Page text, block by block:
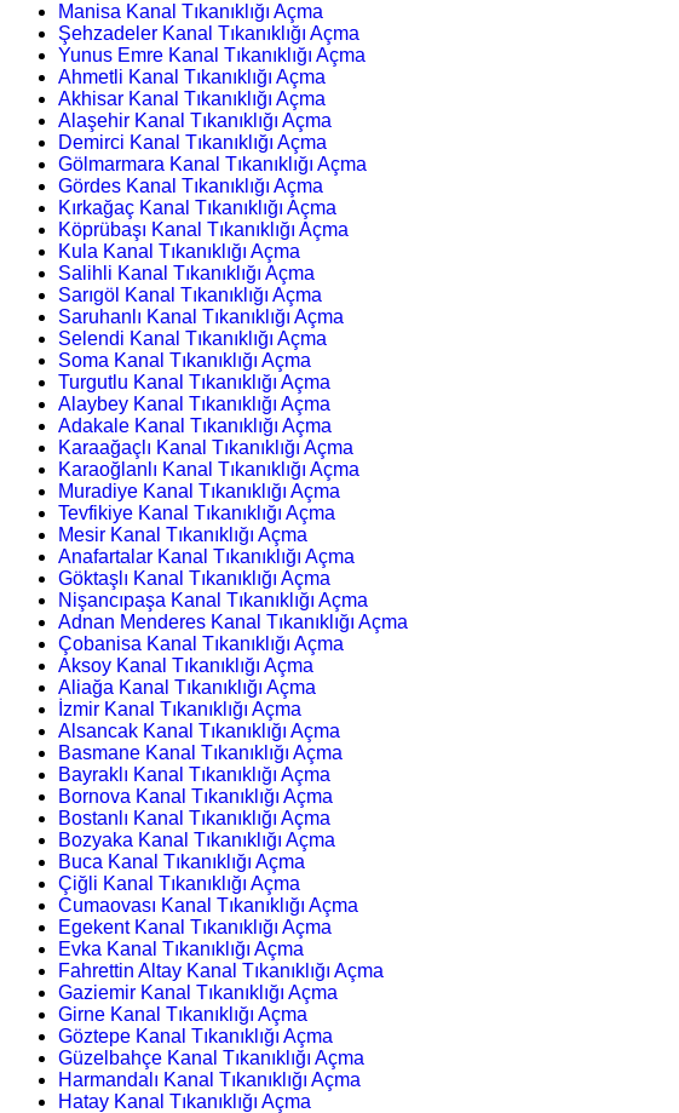
Manisa Kanal Tıkanıklığı Açma
Şehzadeler Kanal Tıkanıklığı Açma
Yunus Emre Kanal Tıkanıklığı Açma
Ahmetli Kanal Tıkanıklığı Açma
Akhisar Kanal Tıkanıklığı Açma
Alaşehir Kanal Tıkanıklığı Açma
Demirci Kanal Tıkanıklığı Açma
Gölmarmara Kanal Tıkanıklığı Açma
Gördes Kanal Tıkanıklığı Açma
Kırkağaç Kanal Tıkanıklığı Açma
Köprübaşı Kanal Tıkanıklığı Açma
Kula Kanal Tıkanıklığı Açma
Salihli Kanal Tıkanıklığı Açma
Sarıgöl Kanal Tıkanıklığı Açma
Saruhanlı Kanal Tıkanıklığı Açma
Selendi Kanal Tıkanıklığı Açma
Soma Kanal Tıkanıklığı Açma
Turgutlu Kanal Tıkanıklığı Açma
Alaybey Kanal Tıkanıklığı Açma
Adakale Kanal Tıkanıklığı Açma
Karaağaçlı Kanal Tıkanıklığı Açma
Karaoğlanlı Kanal Tıkanıklığı Açma
Muradiye Kanal Tıkanıklığı Açma
Tevfikiye Kanal Tıkanıklığı Açma
Mesir Kanal Tıkanıklığı Açma
Anafartalar Kanal Tıkanıklığı Açma
Göktaşlı Kanal Tıkanıklığı Açma
Nişancıpaşa Kanal Tıkanıklığı Açma
Adnan Menderes Kanal Tıkanıklığı Açma
Çobanisa Kanal Tıkanıklığı Açma
Aksoy Kanal Tıkanıklığı Açma
Aliağa Kanal Tıkanıklığı Açma
İzmir Kanal Tıkanıklığı Açma
Alsancak Kanal Tıkanıklığı Açma
Basmane Kanal Tıkanıklığı Açma
Bayraklı Kanal Tıkanıklığı Açma
Bornova Kanal Tıkanıklığı Açma
Bostanlı Kanal Tıkanıklığı Açma
Bozyaka Kanal Tıkanıklığı Açma
Buca Kanal Tıkanıklığı Açma
Çiğli Kanal Tıkanıklığı Açma
Cumaovası Kanal Tıkanıklığı Açma
Egekent Kanal Tıkanıklığı Açma
Evka Kanal Tıkanıklığı Açma
Fahrettin Altay Kanal Tıkanıklığı Açma
Gaziemir Kanal Tıkanıklığı Açma
Girne Kanal Tıkanıklığı Açma
Göztepe Kanal Tıkanıklığı Açma
Güzelbahçe Kanal Tıkanıklığı Açma
Harmandalı Kanal Tıkanıklığı Açma
Hatay Kanal Tıkanıklığı Açma